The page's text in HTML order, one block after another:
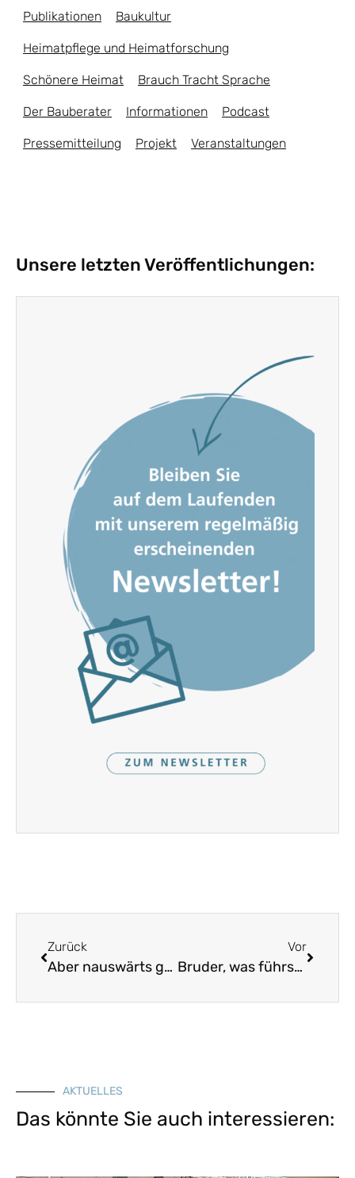
Publikationen Baukultur
Heimatpflege und Heimatforschung
Schönere Heimat Brauch Tracht Sprache
Der Bauberater Informationen Podcast
Pressemitteilung Projekt Veranstaltungen
Unsere letzten Veröffentlichungen:
Zurück
Aber nauswärts gehts lusti
Vor
Bruder, was führst du in deinem Sinn
AKTUELLES
Das könnte Sie auch interessieren: